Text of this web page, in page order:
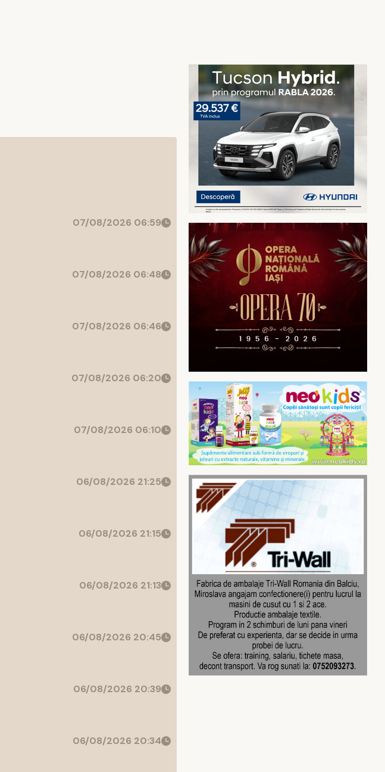
07/08/2026 06:59
07/08/2026 06:48
07/08/2026 06:46
07/08/2026 06:20
07/08/2026 06:10
06/08/2026 21:25
06/08/2026 21:15
06/08/2026 21:13
06/08/2026 20:45
06/08/2026 20:39
06/08/2026 20:34